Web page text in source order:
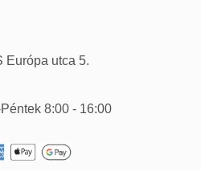
Európa utca 5.
8:00 - 16:00